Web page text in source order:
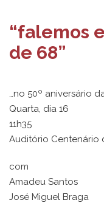
“falemos
de 68”
…no 50º aniversário
Quarta, dia 16
11h35
Auditório Centenário
com
Amadeu Santos
José Miguel Braga